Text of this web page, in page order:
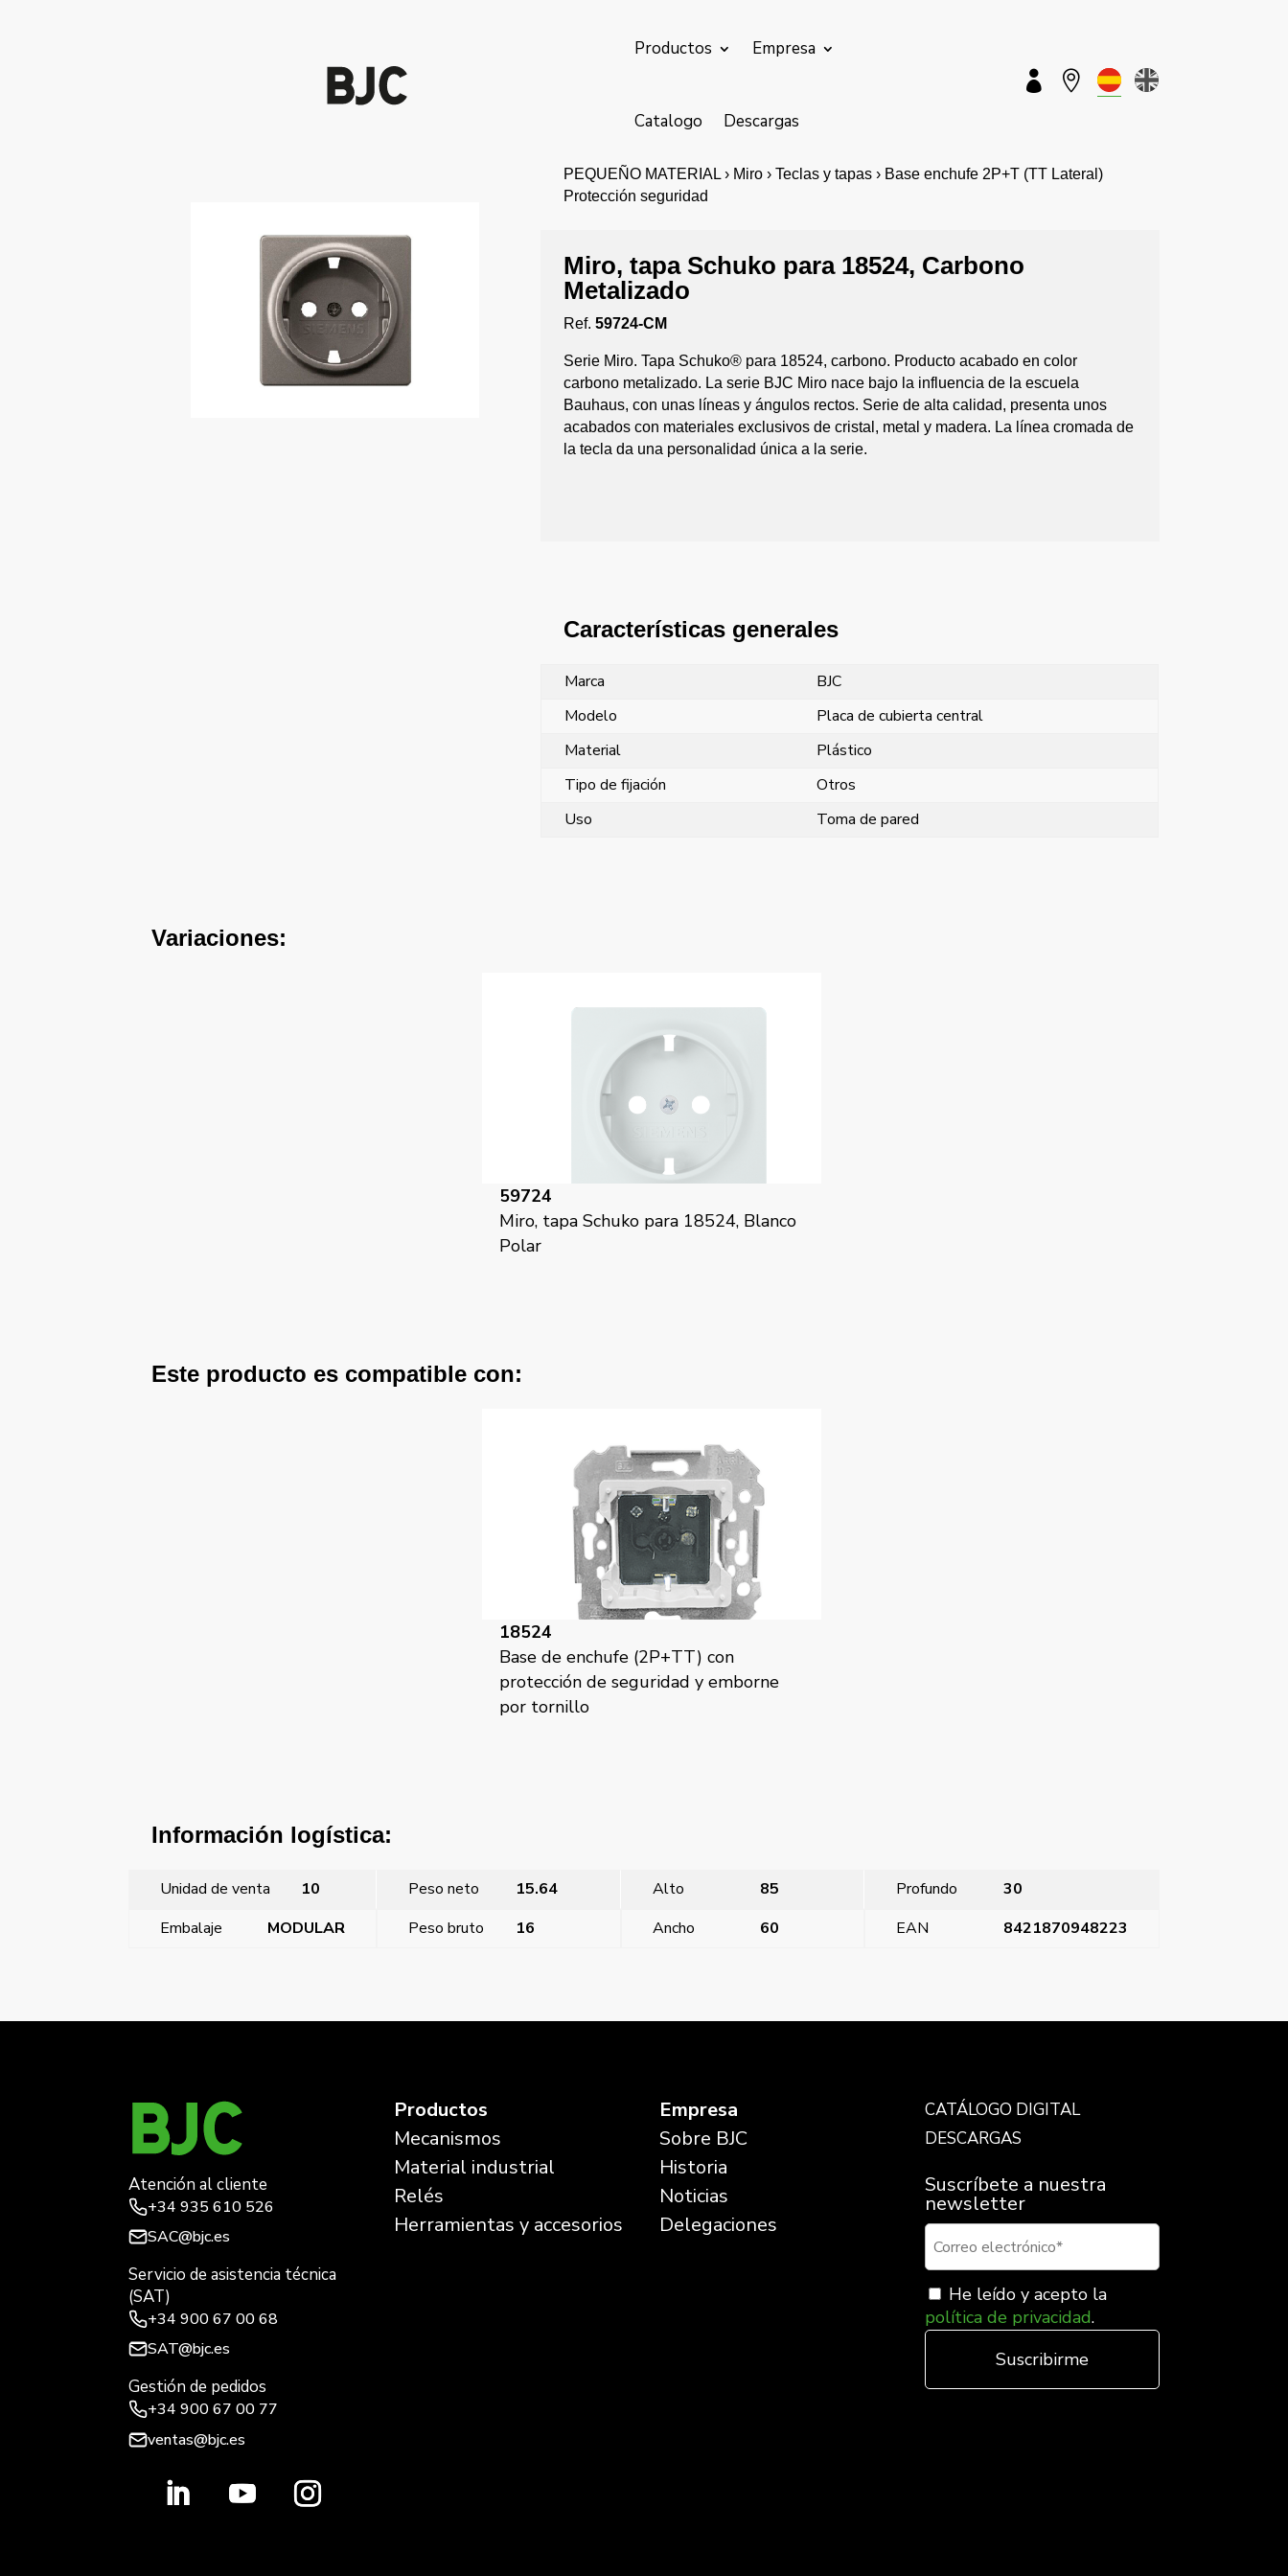
Productos Empresa
Catalogo Descargas
 
PEQUEÑO MATERIAL › Miro › Teclas y tapas › Base enchufe 2P+T (TT Lateral)
Protección seguridad
Miro, tapa Schuko para 18524, Carbono
Metalizado
Ref.59724-CM
Serie Miro. Tapa Schuko® para 18524, carbono. Producto acabado en color
carbono metalizado. La serie BJC Miro nace bajo la influencia de la escuela
Bauhaus, con unas líneas y ángulos rectos. Serie de alta calidad, presenta unos
acabados con materiales exclusivos de cristal, metal y madera. La línea cromada de
la tecla da una personalidad única a la serie.
Características generales
Marca
BJC
Modelo
Placa de cubierta central
Material
Plástico
Tipo de fijación
Otros
Uso
Toma de pared
Variaciones:
59724
Miro, tapa Schuko para 18524, Blanco
Polar
Este producto es compatible con:
18524
Base de enchufe (2P+TT) con
protección de seguridad y emborne
por tornillo
Información logística:
Unidad de venta 10 Peso neto 15.64 Alto 85 Profundo
30
Embalaje
MODULAR Peso bruto 16 Ancho 60 EAN 8421870948223
Atención al cliente
+34935 610 526
SAC@bjc.es
Servicio de asistencia técnica
(SAT)
+34900 67 00 68
SAT@bjc.es
Gestión de pedidos
+34 900 67 00 77
ventas@bjc.es
Productos
Mecanismos
Material industrial
Relés
Herramientas y accesorios
Empresa
Sobre BJC
Historia
Noticias
Delegaciones
CATÁLOGO DIGITAL
DESCARGAS
Suscríbete a nuestra
newsletter
He leído y acepto la
política de privacidad.